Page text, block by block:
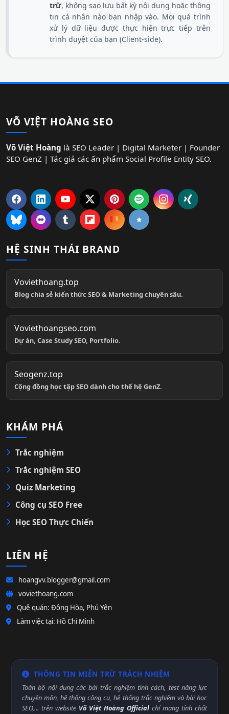
trữ, không sao lưu bất kỳ nội dung hoặc thông
tin cá nhân nào bạn nhập vào. Mọi quá trình
xử lý dữ liệu được thực hiện trực tiếp trên
trình duyệt của bạn (Client-side).
VÕ VIỆT HOÀNG SEO
Võ Việt Hoàng là SEO Leader | Digital Marketer | Founder
SEO GenZ | Tác giả các ấn phẩm Social Profile Entity SEO.
HỆ SINH THÁI BRAND
Voviethoang.top
Blog chia sẻ kiến thức SEO & Marketing chuyên sâu.
Voviethoangseo.com
Dự án, Case Study SEO, Portfolio.
Seogenz.top
Cộng đồng học tập SEO dành cho thế hệ GenZ.
KHÁM PHÁ
Trắc nghiệm
Trắc nghiệm SEO
Quiz Marketing
Công cụ SEO Free
Học SEO Thực Chiến
LIÊN HỆ
hoangvv.blogger@gmail.com
voviethoang.com
Quê quán: Đông Hòa, Phú Yên
Làm việc tại: Hồ Chí Minh
THÔNG TIN MIỄN TRỪ TRÁCH NHIỆM
Toàn bộ nội dung các bài trắc nghiệm tính cách, test năng lực
chuyên môn, hệ thống công cụ, hệ thống trắc nghiệm và bài học
SEO,... trên website Võ Việt Hoàng Official chỉ mang tính chất